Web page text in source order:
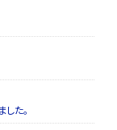
た。